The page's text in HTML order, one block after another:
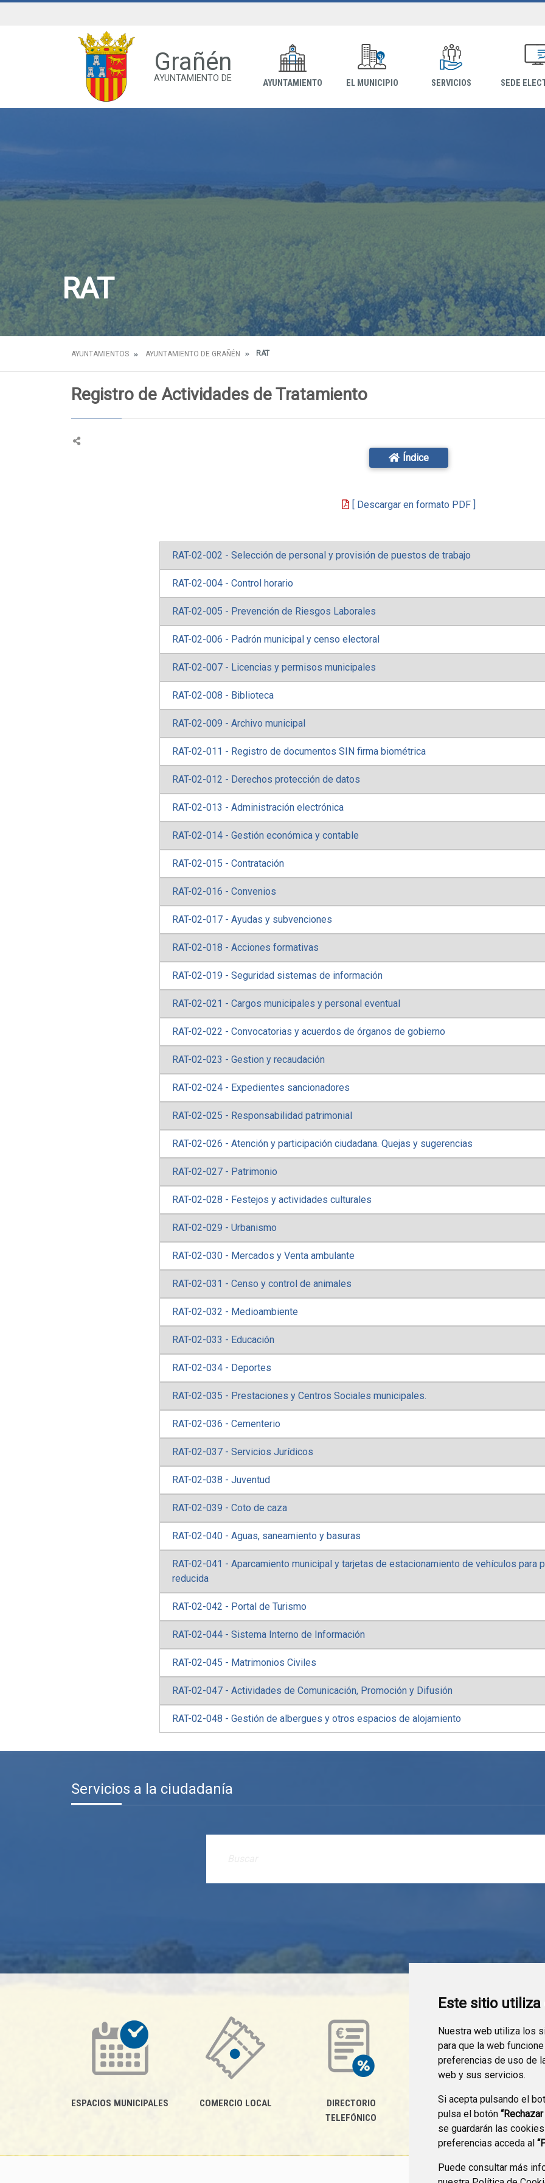
Este sitio
Nuestra web utiliza los
para que la web
preferencias de uso de
web y sus servicios.
Si acepta pulsando el
pulsa el botón
se guardarán las
preferencias acceda al
Puede consultar más
Grañén
AYUNTAMIENTO DE AYUNTAMIENTO EL MUNICIPIO SERVICIOS SEDE
RAT
AYUNTAMIENTOS AYUNTAMIENTO DE GRAÑÉN RAT
Registro de Actividades de Tratamiento
Índice
[ Descargar en formato PDF ]
RAT-02-002 - Selección de personal y provisión de puestos de trabajo
RAT-02-004 - Control horario
RAT-02-005 - Prevención de Riesgos Laborales
RAT-02-006 - Padrón municipal y censo electoral
RAT-02-007 - Licencias y permisos municipales
RAT-02-008 - Biblioteca
RAT-02-009 - Archivo municipal
RAT-02-011 - Registro de documentos SIN firma biométrica
RAT-02-012 - Derechos protección de datos
RAT-02-013 - Administración electrónica
RAT-02-014 - Gestión económica y contable
RAT-02-015 - Contratación
RAT-02-016 - Convenios
RAT-02-017 - Ayudas y subvenciones
RAT-02-018 - Acciones formativas
RAT-02-019 - Seguridad sistemas de información
RAT-02-021 - Cargos municipales y personal eventual
RAT-02-022 - Convocatorias y acuerdos de órganos de gobierno
RAT-02-023 - Gestion y recaudación
RAT-02-024 - Expedientes sancionadores
RAT-02-025 - Responsabilidad patrimonial
RAT-02-026 - Atención y participación ciudadana. Quejas y sugerencias
RAT-02-027 - Patrimonio
RAT-02-028 - Festejos y actividades culturales
RAT-02-029 - Urbanismo
RAT-02-030 - Mercados y Venta ambulante
RAT-02-031 - Censo y control de animales
RAT-02-032 - Medioambiente
RAT-02-033 - Educación
RAT-02-034 - Deportes
RAT-02-035 - Prestaciones y Centros Sociales municipales.
RAT-02-036 - Cementerio
RAT-02-037 - Servicios Jurídicos
RAT-02-038 - Juventud
RAT-02-039 - Coto de caza
RAT-02-040 - Aguas, saneamiento y basuras
RAT-02-041 - Aparcamiento municipal y tarjetas de estacionamiento de vehículos para
reducida
RAT-02-042 - Portal de Turismo
RAT-02-044 - Sistema Interno de Información
RAT-02-045 - Matrimonios Civiles
RAT-02-047 - Actividades de Comunicación, Promoción y Difusión
RAT-02-048 - Gestión de albergues y otros espacios de alojamiento
Servicios a la ciudadanía
ESPACIOS MUNICIPALES COMERCIO LOCAL
DIRECTORIO
TELEFÓNICO
PERFIL DEL
CONTRATANTE